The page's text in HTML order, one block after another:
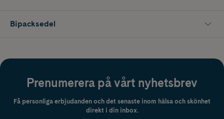
Bipacksedel
Prenumerera på vårt nyhetsbrev
Få personliga erbjudanden och det senaste inom hälsa och skönhet
direkt i din inbox.